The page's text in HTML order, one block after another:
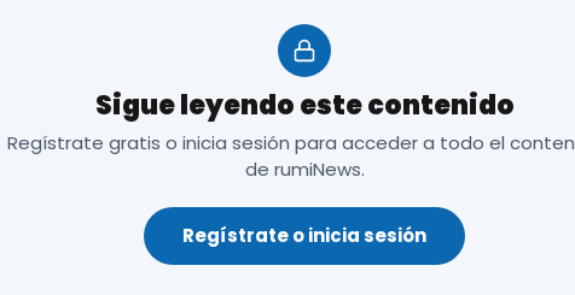
sanitarios oficiales de enfermedades de los
y apoyar la competitividad de la ganadería
de la población en dichas zonas, así como
Sigue leyendo este contenido
Regístrate gratis o inicia sesión para acceder a todo el
de rumiNews.
Regístrate o inicia sesión